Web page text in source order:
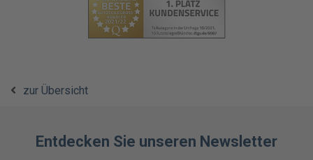
zur Übersicht
Entdecken Sie unseren Newsletter